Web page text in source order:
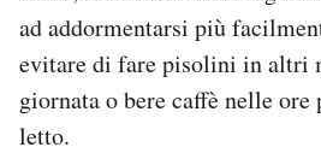
ad addormentarsi più
evitare di fare pisolini in altri
giornata o bere caffè nelle ore
letto.